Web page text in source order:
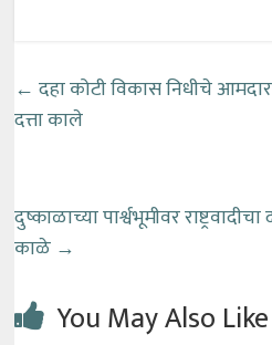
← दहा कोटी विकास निधीचे
दत्ता काले
दुष्काळाच्या पार्श्वभूमीवर
काळे →
You May Also Like